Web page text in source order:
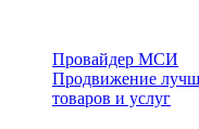
Провайдер МСИ
Продвижение
товаров и услуг